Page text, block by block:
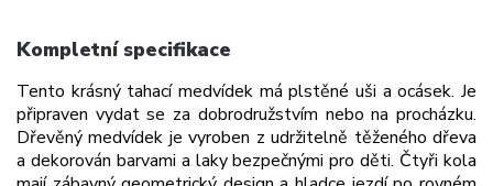
Kompletní specifikace
Tento krásný tahací medvídek má plstěné uši a ocásek. Je
připraven vydat se za dobrodružstvím nebo na procházku.
Dřevěný medvídek je vyroben z udržitelně těženého dřeva
a dekorován barvami a laky bezpečnými pro děti. Čtyři kola